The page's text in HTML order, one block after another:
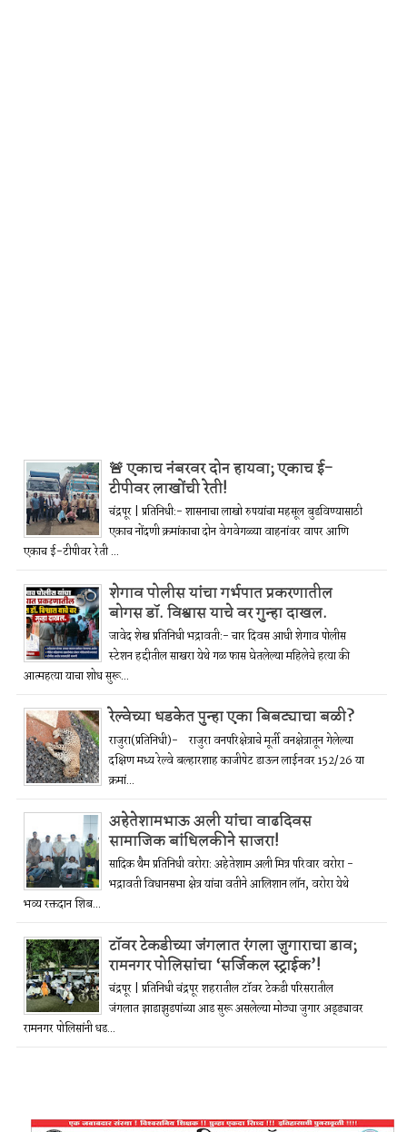
🚨 एकाच नंबरवर दोन हायवा; एकाच ई-
टीपीवर लाखोंची रेती!
चंद्रपूर | प्रतिनिधी:- शासनाचा लाखो रुपयांचा महसूल बुडविण्यासाठी
एकाच नोंदणी क्रमांकाचा दोन वेगवेगळ्या वाहनांवर वापर आणि
एकाच ई-टीपीवर रेती ...
शेगाव पोलीस यांचा गर्भपात प्रकरणातील
बोगस डॉ. विश्वास याचे वर गुन्हा दाखल.
जावेद शेख प्रतिनिधी भद्रावती:- चार दिवस आधी शेगाव पोलीस
स्टेशन हद्दीतील साखरा येथे गळ फास घेतलेल्या महिलेचे हत्या की
आत्महत्या याचा शोध सुरू...
रेल्वेच्या धडकेत पुन्हा एका बिबट्याचा बळी?
राजुरा(प्रतिनिधी)- राजुरा वनपरिक्षेत्राचे मूर्ती वनक्षेत्रातून गेलेल्या
दक्षिण मध्य रेल्वे बल्हारशाह काजीपेट डाऊन लाईनवर 152/26 या
क्रमां...
अहेतेशामभाऊ अली यांचा वाढदिवस
सामाजिक बांधिलकीने साजरा!
सादिक थैम प्रतिनिधी वरोरा: अहेतेशाम अली मित्र परिवार वरोरा -
भद्रावती विधानसभा क्षेत्र यांचा वतीने आलिशान लॉन, वरोरा येथे
भव्य रक्तदान शिब...
टॉवर टेकडीच्या जंगलात रंगला जुगाराचा डाव;
रामनगर पोलिसांचा ‘सर्जिकल स्ट्राईक’!
चंद्रपूर | प्रतिनिधी चंद्रपूर शहरातील टॉवर टेकडी परिसरातील
जंगलात झाडाझुडपांच्या आड सुरू असलेल्या मोठ्या जुगार अड्ड्यावर
रामनगर पोलिसांनी धड...